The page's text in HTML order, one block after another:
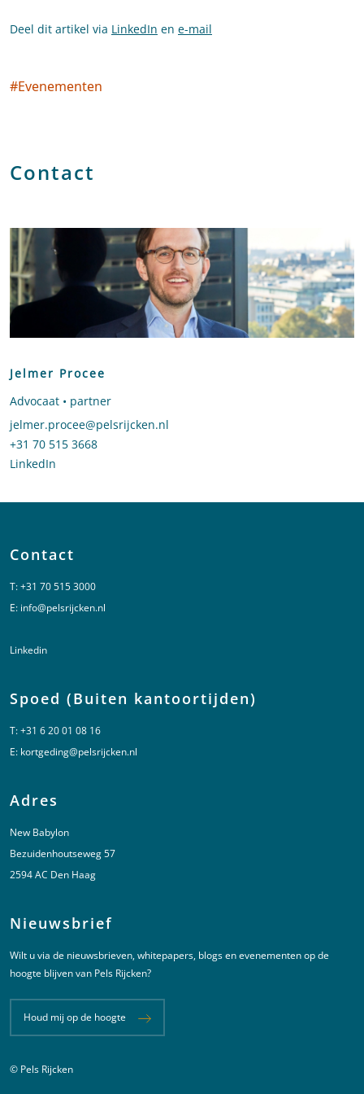
Deel dit artikel via LinkedIn en e-mail
Social tags
#Evenementen
Contact
Jelmer Procee
Advocaat • partner
Stuur een e-mail naar Jelmer Procee
jelmer.procee@pelsrijcken.nl
Bel naar Jelmer Procee
+31 70 515 3668
LinkedIn
Contact
T:+31 70 515 3000
E: info@pelsrijcken.nl
Linkedin
Spoed (Buiten kantoortijden)
T:+31 6 20 01 08 16
E: kortgeding@pelsrijcken.nl
Adres
New Babylon
Bezuidenhoutseweg 57
2594 AC Den Haag
Nieuwsbrief
Wilt u via de nieuwsbrieven, whitepapers, blogs en evenementen op de
hoogte blijven van Pels Rijcken?
Houd mij op de hoogte
© Pels Rijcken